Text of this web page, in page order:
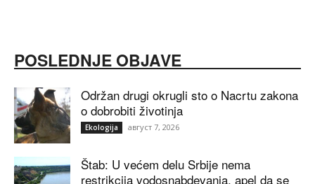
POSLEDNJE OBJAVE
Održan drugi okrugli sto o Nacrtu zakona
o dobrobiti životinja
Ekologija август 7, 2026
Štab: U većem delu Srbije nema
restrikcija vodosnabdevanja, apel da se